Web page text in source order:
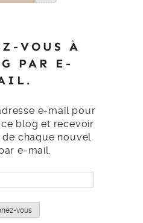
VOUS À
PAR E-
e-mail pour
blog et recevoir
chaque nouvel
e-mail.
vous